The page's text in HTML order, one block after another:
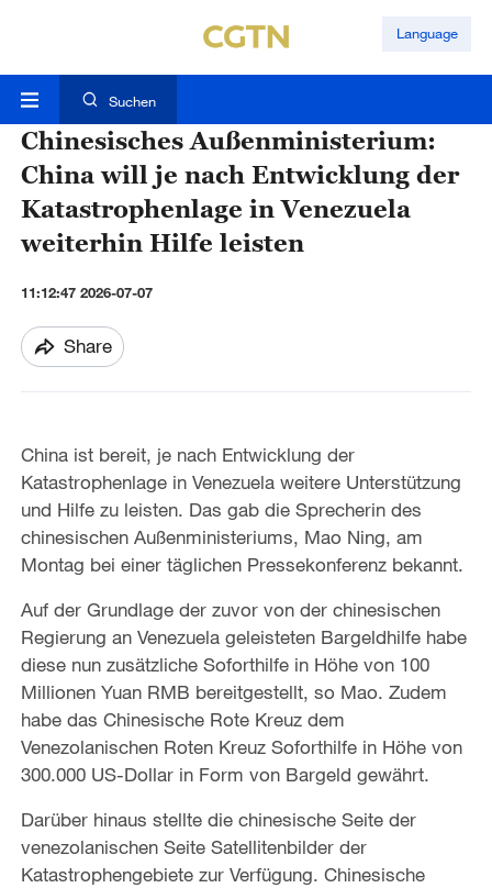
Language
Suchen
Chinesisches Außenministerium:
China will je nach Entwicklung der
Katastrophenlage in Venezuela
weiterhin Hilfe leisten
11:12:47 2026-07-07
Share
China ist bereit, je nach Entwicklung der
Katastrophenlage in Venezuela weitere Unterstützung
und Hilfe zu leisten. Das gab die Sprecherin des
chinesischen Außenministeriums, Mao Ning, am
Montag bei einer täglichen Pressekonferenz bekannt.
Auf der Grundlage der zuvor von der chinesischen
Regierung an Venezuela geleisteten Bargeldhilfe habe
diese nun zusätzliche Soforthilfe in Höhe von 100
Millionen Yuan RMB bereitgestellt, so Mao. Zudem
habe das Chinesische Rote Kreuz dem
Venezolanischen Roten Kreuz Soforthilfe in Höhe von
300.000 US-Dollar in Form von Bargeld gewährt.
Darüber hinaus stellte die chinesische Seite der
venezolanischen Seite Satellitenbilder der
Katastrophengebiete zur Verfügung. Chinesische